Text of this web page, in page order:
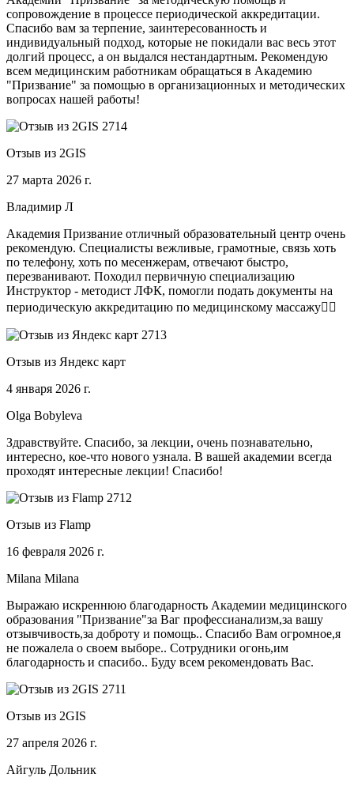
сопровождение в процессе периодической аккредитации.
Спасибо вам за терпение, заинтересованность и
индивидуальный подход, которые не покидали вас весь этот
долгий процесс, а он выдался нестандартным. Рекомендую
всем медицинским работникам обращаться в Академию
"Призвание" за помощью в организационных и методических
вопросах нашей работы!
Отзыв из 2GIS
27 марта 2026 г.
Владимир Л
Академия Призвание отличный образовательный центр очень
рекомендую. Специалисты вежливые, грамотные, связь хоть
по телефону, хоть по месенжерам, отвечают быстро,
перезванивают. Походил первичную специализацию
Инструктор - методист ЛФК, помогли подать документы на
периодическую аккредитацию по медицинскому массажу🧑‍⚕️
Отзыв из Яндекс карт
4 января 2026 г.
Olga Bobyleva
Здравствуйте. Спасибо, за лекции, очень познавательно,
интересно, кое-что нового узнала. В вашей академии всегда
проходят интересные лекции! Спасибо!
Отзыв из Flamp
16 февраля 2026 г.
Milana Milana
Выражаю искреннюю благодарность Академии медицинского
образования "Призвание"за Ваг профессианализм,за вашу
отзывчивость,за доброту и помощь.. Спасибо Вам огромное,я
не пожалела о своем выборе.. Сотрудники огонь,им
благодарность и спасибо.. Буду всем рекомендовать Вас.
Отзыв из 2GIS
27 апреля 2026 г.
Айгуль Дольник